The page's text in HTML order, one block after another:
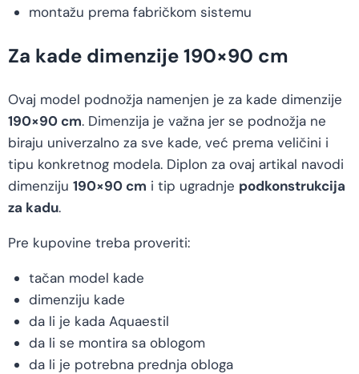
montažu prema fabričkom sistemu
Za kade dimenzije 190×90 cm
Ovaj model podnožja namenjen je za kade dimenzije
190×90 cm. Dimenzija je važna jer se podnožja ne
biraju univerzalno za sve kade, već prema veličini i
tipu konkretnog modela. Diplon za ovaj artikal navodi
dimenziju 190×90 cm i tip ugradnje podkonstrukcija
za kadu.
Pre kupovine treba proveriti:
tačan model kade
dimenziju kade
da li je kada Aquaestil
da li se montira sa oblogom
da li je potrebna prednja obloga